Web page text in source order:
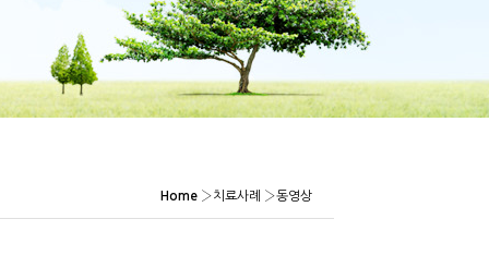
Home ›치료사례 ›동영상